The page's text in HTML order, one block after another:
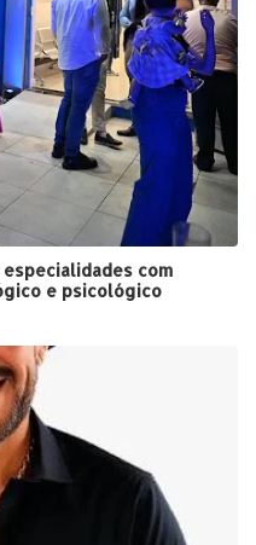
com
e psicológico